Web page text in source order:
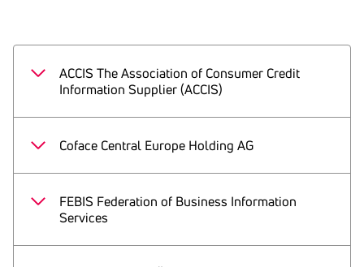
ACCIS The Association of Consumer Credit
Information Supplier (ACCIS)
ACCIS Secretariat
Rue du Luxembourg 22-24, 1000 Brussels
secretariat@accis.eu
www.accis.eu
Coface Central Europe Holding AG
Marxergasse 4c, 1030 Wien
T:0043-1-515 54 0
F: 0043-1-512 44 15
FEBIS Federation of Business Information
Services
Winsbergring 10, 22525 Hamburg